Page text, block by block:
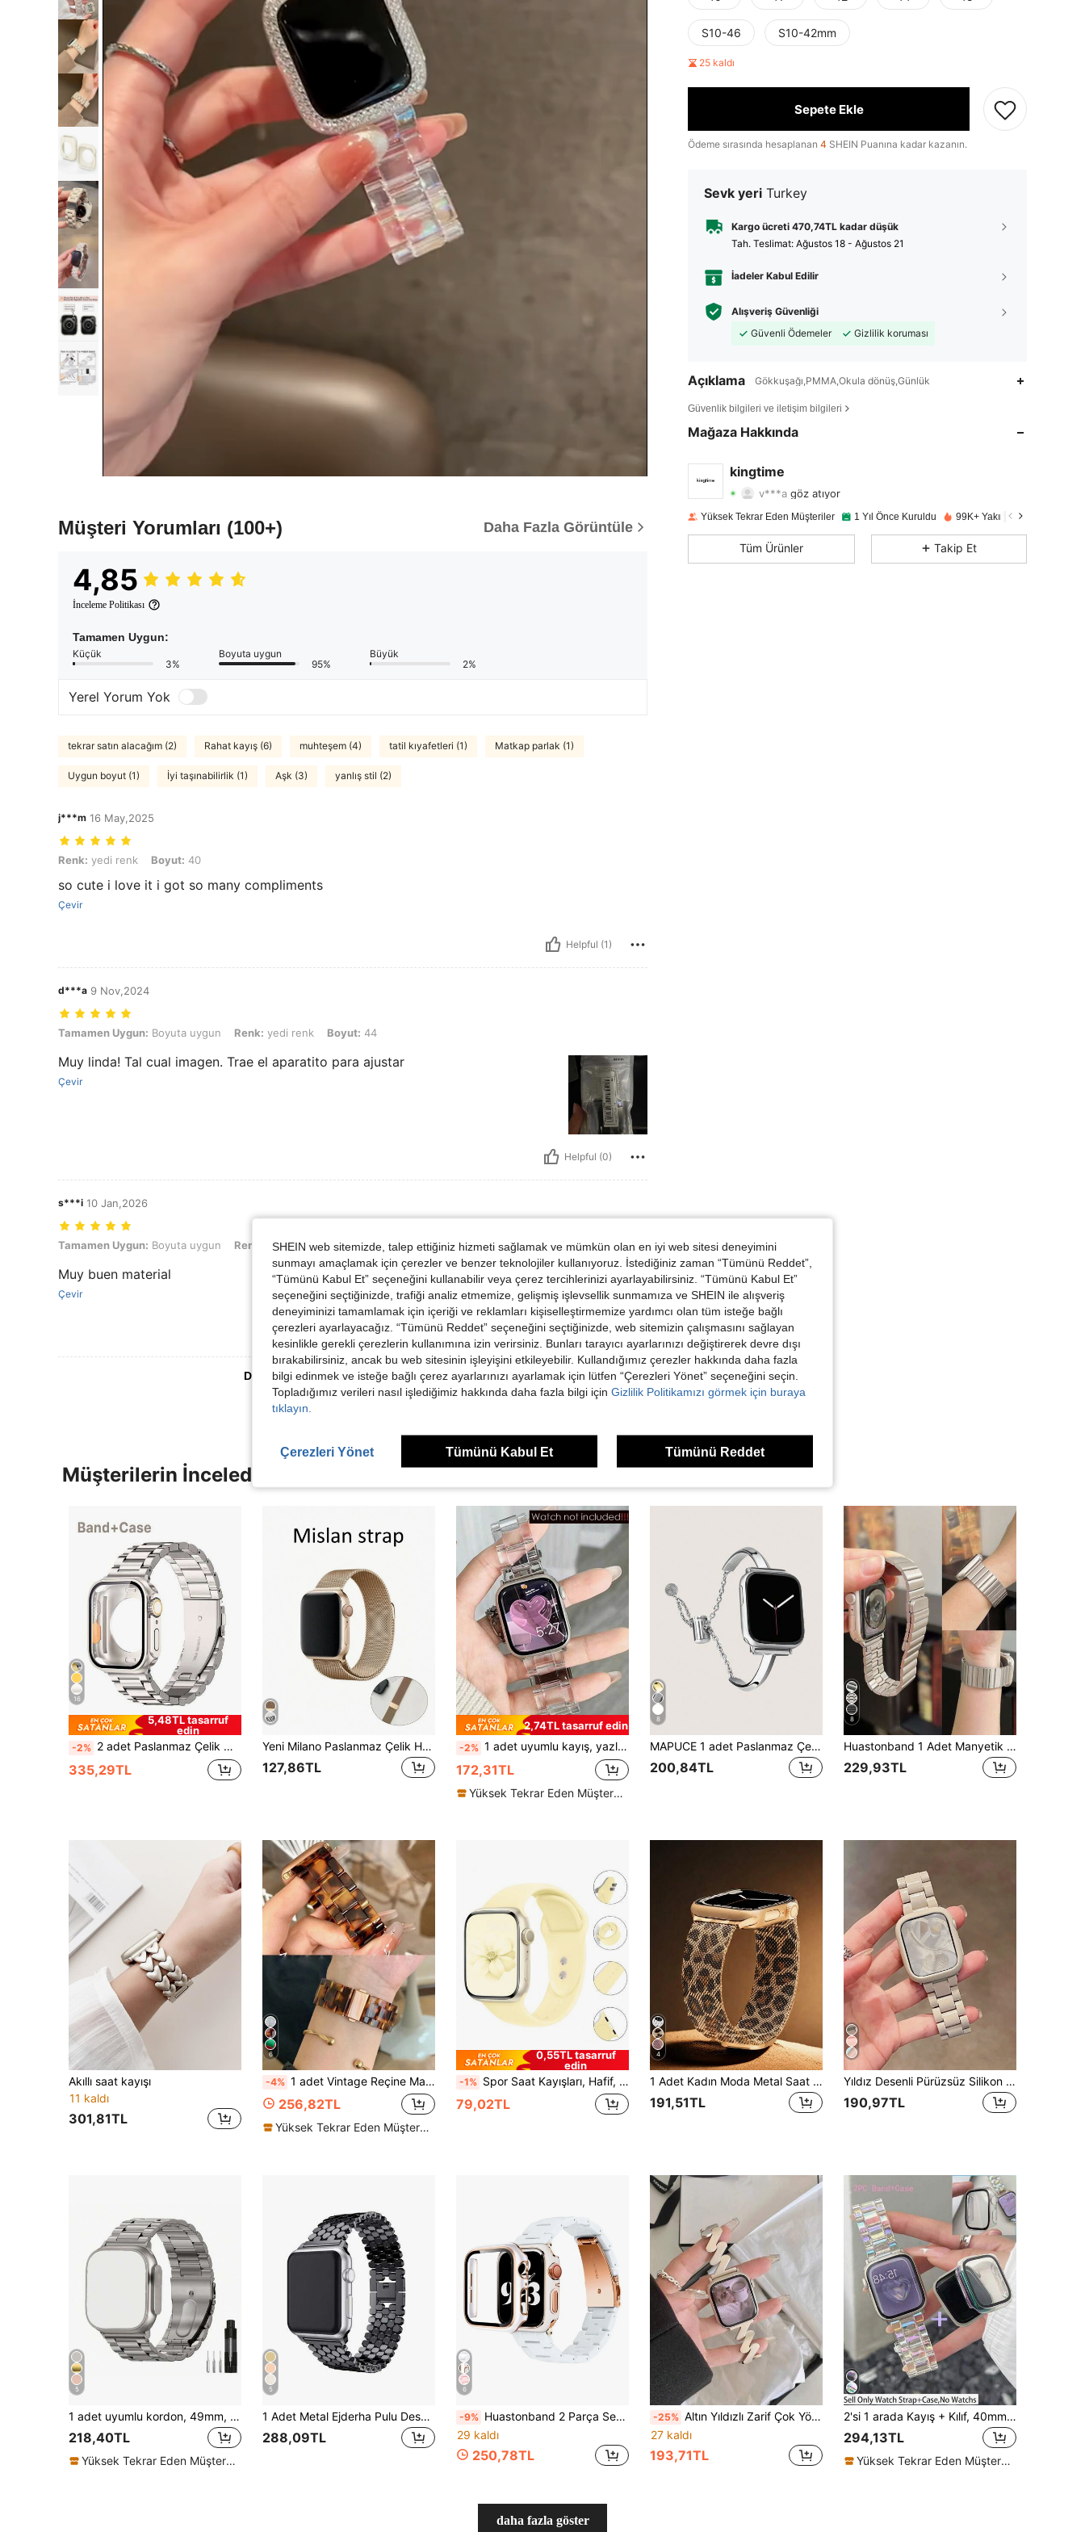
Müşteri Yorumları (100+) Daha Fazla Görüntüle
4,85
İnceleme Politikası
Tamamen Uygun:
Küçük
3%
Boyuta uygun
95%
Büyük
2%
Yerel Yorum Yok
tekrar satın alacağım (2) Rahat kayış (6) muhteşem (4) tatil kıyafetleri (1) Matkap parlak (1)
Uygun boyut (1) İyi taşınabilirlik (1) Aşk (3) yanlış stil (2)
j***m 16 May,2025
Renk: yedi renk, Boyut: 40
Renk: yedi renk Boyut: 40
so cute i love it i got so many compliments
Çevir
Helpful (1)
d***a 9 Nov,2024
Tamamen Uygun: Boyuta uygun, Renk: yedi renk, Boyut: 44
Tamamen Uygun: Boyuta uygun Renk: yedi renk Boyut: 44
Muy linda! Tal cual imagen. Trae el aparatito para ajustar
Çevir
Helpful (0)
s***i 10 Jan,2026
Tamamen Uygun: Boyuta uygun, Renk: yıldız ışığı rengi, Boyut: 44
Tamamen Uygun: Boyuta uygun Renk: yıldız ışığı rengi Boyut:44
Muy buen material
Çevir
Helpful (0)
Daha Fazla Değerlendirme Görüntüle
S10-46 S10-42mm
25 kaldı
Sepete Ekle
Ödeme sırasında hesaplanan 4 SHEIN Puanına kadar kazanın.
Sevk yeri Turkey
Kargo ücreti 470,74TL kadar düşük
Tah. Teslimat: Ağustos 18 - Ağustos 21
İadeler Kabul Edilir
Alışveriş Güvenliği
Güvenli Ödemeler
Gizlilik koruması
Açıklama Gökkuşağı,PMMA,Okula dönüş,Günlük
Güvenlik bilgileri ve iletişim bilgileri
Mağaza Hakkında
kingtime
4,86 217 4.9K
4,86 Derecelendirme
4,86 217 4.9K
Yüksek Tekrar Eden Müşteriler 1 Yıl Önce Kuruldu 99K+ Yakın zamanda satıldı
Tüm Ürünler Takip Et
Müşterilerin İncelediği Diğer Ürünler
16
5,48TL tasarruf
edin
-2% 2 adet Paslanmaz Çelik Metal Bandı Kolay Çıkarılabilir Ayarlanabilir Tasarım, Ultra 3 2 1 Serisi 10/S9/S8/S7/S6/S5/S4/S3/S2/S1, 38/40/41/42/44/45/46/49mm, Erkekler ve Kadınlar, Sert PC Çerçeve Tam Koruma, Çizilmez Çarpışma Önleyici, Ekran Koruyucu ve Arka Kapak, Eşleşen Ultra Görünüm
335,29TL
Yeni Milano Paslanmaz Çelik Halka Şeklinde Manyetik Saat Kayışı Metal Manyetik Saat Kayışı Ultra1/2, unisextir ve 45/49/38/40/41/42/44 mm için uygundur. 1/2/3/4/5/6/7/8/Se saat serileriyle uyumludur. Nefes alabilir, hafiftir, hava geçirmez, tahriş etmez ve düşmez. Tüm saat serisi, S9 ve S10 spor ve ev tipi su geçirmez saat kayışlarıyla kullanılabilir.
127,86TL
2,74TL tasarruf edin
-2% 1 adet uyumlu kayış, yazlık şeffaf reçine malzeme, hafif, su geçirmez, yarı saydam, Ultra, Series 9/2, Series 8/7/6/5/4/3/2/1 ve 40/41/38mm, 44/45/42/49mm kadranlı modeller için uygundur. Uygun fiyat, yüksek kalite, ideal akıllı saat aksesuarı. Sökme aleti dahildir.
172,31TL
Yüksek Tekrar Eden Müşteriler
8
MAPUCE 1 adet Paslanmaz Çelik Saat Kayışı, 38mm 40mm 41mm 42mm 44mm 45mm 46mm 49mm SE S10 9 8 7 6 5 4 3 2 1 Serisi ile uyumlu, İnce ve Çok Yönlü Bileklik, Hem Erkekler Hem Kadınlar İçin Uygundur
200,84TL
8
Huastonband 1 Adet Manyetik Paslanmaz Çelik Metal Saat Kordonu, 38mm/40mm/41mm/42mm/44mm/45mm/49mm/46mm ile Uyumlu, Ultra/SE/S10/S9/8/7/6/5/4/3 Serileri İçin Uygun. Rahat Kullanım, Tüm Mevsimlere Uygun. Akıllı Saat Aksesuar Kordonu, Kadın Aksesuarları Yaz Plaj Partisi Toplantısı, Anneler Günü, Mezuniyet Sezonu, Okula Dönüş Sezonu Öğrenci Sınıf Arkadaşı Hediyesi
229,93TL
Akıllı saat kayışı
11 kaldı
301,81TL
6
-4% 1 adet Vintage Reçine Malzeme Amber Renk Uyumlu Kayış, 40mm, 49mm, 44mm, 46mm, 45mm, 41mm, 42mm, 38mm Ultra, SE, 10, 9, 8, 7, 6, 5, 4, 3, 2, 1 Serisi ile Uyumlu, Unisex Kayış Aksesuarı
256,82TL
Yüksek Tekrar Eden Müşteriler
0,55TL tasarruf
edin
-1% Spor Saat Kayışları, Hafif, Nefes Alabilen Silikon Kayış, Series 11 10 9 8 7 6 SE SE2 SE3 Ultra 2 3 ile Uyumlu, 38mm/40mm/41mm/42mm/44mm/45mm/46mm/49mm, Aktif Fitness Yüzme Kıyafeti, Arkadaşlar ve Aile İçin Hediye
79,02TL
4
1 Adet Kadın Moda Metal Saat Kordonu, 38mm 40mm 41mm 42mm 44mm 45mm 46mm 49mm ile Uyumlu, Lüks Paslanmaz Çelik Saat Kordonu Aksesuarı, Series Ultra 3/2/1 11 10 9 8 7 SE3 6 5 4 3 2 1 ile Uyumlu, Milanese Saat Kordonu Okula Dönüş
191,51TL
Yıldız Desenli Pürüzsüz Silikon Saat Kılıfı + Akrilik Plastik Saat Kayışı, Apple 42mm 46mm 41mm 38mm 40mm 42mm 44mm 45mm 49mm ile Uyumlu, Ultra İnce Japon/Kore Tarzı Kadın Saat Kayışı, Series 10 9 8 SE 7 6 5 4 3 için Uygun, Minimalist Düz Renk Spor Bileklik Saat Kayışı Seti
190,97TL
5
1 adet uyumlu kordon, 49mm, 46mm, 45mm, 44mm, 42mm, 41mm, 40mm ve 38mm boyutlarında mevcuttur. Paslanmaz çelik gümüş renkli iş kordonu, Ultra, SE, Series 11, 10, 9, 8, 7, 6, 5, 4, 3, 2, 1 ile uyumludur. Hem erkekler hem de kadınlar için uygundur. Okula dönüşte öğrenciler için ideal bir hediyedir.
218,40TL
Yüksek Tekrar Eden Müşteriler
5
1 Adet Metal Ejderha Pulu Desenli Kordon, 38/40/41/42/44/45/49mm, Series 11/10/9/8/7/SE/6/5/4/2/1 ile Uyumlu, Erkek ve Kadınlar İçin Moda Bileklik Aksesuarı. Sadece Kordon İçerir, Saat veya Dahil Değildir
288,09TL
6
-9% Huastonband 2 Parça Set Kadınlar İçin Uyumlu Kordon ve Saat Kasası 2'si 1 Arada Ekran Koruyucu, Hafif Moda Kız Beyaz Kordon 40 41 44 45 46mm ve PC Sert Malzeme Rose Gold Çerçeve Ekran Koruyuculu Saat Koruma Kılıfı, Çizilme ve Toza Karşı Koruyucu Kılıf Serisi SE/10/9/8/7/6/5/4, PC Reçine Kordonlu Saat Koruma Kılıfı, Hafif Moda Ayarlanabilir Rose Gold Paslanmaz Çelik Tokalı Bileklik, Kadınlar İçin Küresel Popüler Yeni Stil Bileklik
29 kaldı
250,78TL
-25% Altın Yıldızlı Zarif Çok Yönlü Moda Klasik Renk Minimalist Üst Düzey Dalgalı Bulut Tasarımı Nefes Alabilir Rahat Unisex Metal Bant, 38/40/41/42/44/45/49mm Ultra/SE/8/7/6/5/4/3/2/1 için uygundur
27 kaldı
193,71TL
2'si 1 arada Kayış + Kılıf, 40mm, 41mm, 44mm, 45mm, 49mm, 38mm, 42mm ile uyumlu, Ultra2, 9/8/7/6/5/4/3/2/1 Serisi için uygun, Apple Şeffaf Gökkuşağı Kayış (Kadın), Yaz Seti Kayış, Akrilik Çok Renkli Kayış, Düşmeye Karşı Koruma, Su Geçirmez, Darbeye Dayanıklı PC Koruyucu Kılıf, Sert Kılıf, Ekran Koruyucu, Tatil Hediyesi (Kadın Kayış), Kayış
294,13TL
Yüksek Tekrar Eden Müşteriler
daha fazla göster
SHEIN web sitemizde, talep ettiğiniz hizmeti sağlamak ve mümkün olan en iyi web sitesi deneyimini
sunmayı amaçlamak için çerezler ve benzer teknolojiler kullanıyoruz. İstediğiniz zaman “Tümünü Reddet”,
“Tümünü Kabul Et” seçeneğini kullanabilir veya çerez tercihlerinizi ayarlayabilirsiniz. “Tümünü Kabul Et”
seçeneğini seçtiğinizde, trafiği analiz etmemize, gelişmiş işlevsellik sunmamıza ve SHEIN ile alışveriş
deneyiminizi tamamlamak için içeriği ve reklamları kişiselleştirmemize yardımcı olan tüm isteğe bağlı
çerezleri ayarlayacağız. “Tümünü Reddet” seçeneğini seçtiğinizde, web sitemizin çalışmasını sağlayan
kesinlikle gerekli çerezlerin kullanımına izin verirsiniz. Bunları tarayıcı ayarlarınızı değiştirerek devre dışı
bırakabilirsiniz, ancak bu web sitesinin işleyişini etkileyebilir. Kullandığımız çerezler hakkında daha fazla
bilgi edinmek ve isteğe bağlı çerez ayarlarınızı ayarlamak için lütfen “Çerezleri Yönet” seçeneğini seçin.
Topladığımız verileri nasıl işlediğimiz hakkında daha fazla bilgi için Gizlilik Politikamızı görmek için buraya
tıklayın.
Çerezleri Yönet Tümünü Kabul Et Tümünü Reddet